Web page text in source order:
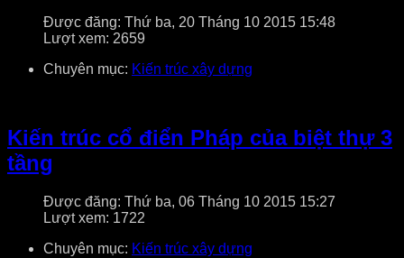
Được đăng: Thứ ba, 20 Tháng 10 2015 15:48
Lượt xem: 2659
Chuyên mục: Kiến trúc xây dựng
Kiến trúc cổ điển Pháp của biệt thự 3
tầng
Được đăng: Thứ ba, 06 Tháng 10 2015 15:27
Lượt xem: 1722
Chuyên mục: Kiến trúc xây dựng